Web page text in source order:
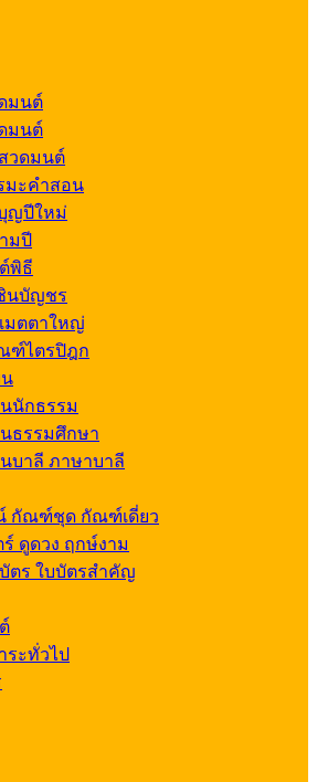
มนต์
มนต์
วดมนต์
มะคำสอน
ญปีใหม่
มปี
พิธี
นบัญชร
มตตาใหญ่
ฑ์ไตรปิฎก
นักธรรม
ธรรมศึกษา
บาลี ภาษาบาลี
กัณฑ์ชุด กัณฑ์เดี่ยว
ดูดวง ฤกษ์งาม
ตร ใบบัตรสำคัญ
ะทั่วไป